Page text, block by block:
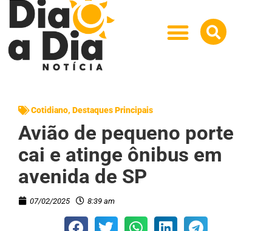
Cotidiano, Destaques Principais
Avião de pequeno porte
cai e atinge ônibus em
avenida de SP
07/02/2025 8:39 am